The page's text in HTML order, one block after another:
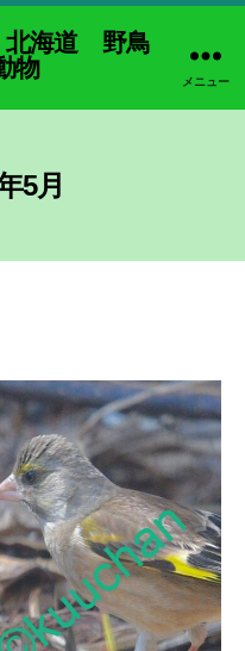
海道 野鳥
物
メニュー
5月